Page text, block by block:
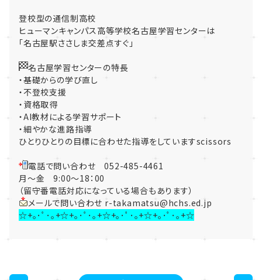
登校型の通信制高校
ヒューマンキャンパス高等学校名古屋学習センターは
「名古屋駅ささしま交差点すぐ」
名古屋学習センターの特長
・基礎からの学び直し
・不登校支援
・資格取得
・AI教材による学習サポート
・細やかな進路指導
ひとりひとりの目標に合わせた指導をしていますscissors
電話で問い合わせ 052-485-4461
月～金 9:00～18：00
（留守番電話対応になっている場合もあります）
メールで問い合わせ r-takamatsu@hchs.ed.jp
☆+｡･ﾟ･｡+☆+｡･ﾟ･｡+☆+｡･ﾟ･｡+☆+｡･ﾟ･｡+☆